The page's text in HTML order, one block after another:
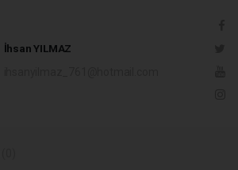
İhsan YILMAZ